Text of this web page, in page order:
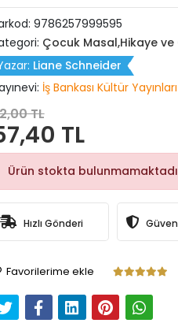
9786257999595
Çocuk Masal,Hikaye ve
Liane Schneider
İş Bankası Kültür Yayınları
TL
TL
Ürün stokta
Hızlı Gönderi
Favorilerime ekle